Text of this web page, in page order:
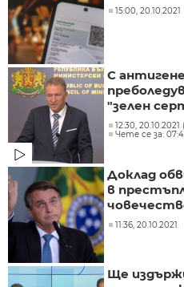
15:00, 20.10.2021
С
"зелен
12:30,
Чете се за:
Доклад
в
11:36, 20.10.2021
Ще